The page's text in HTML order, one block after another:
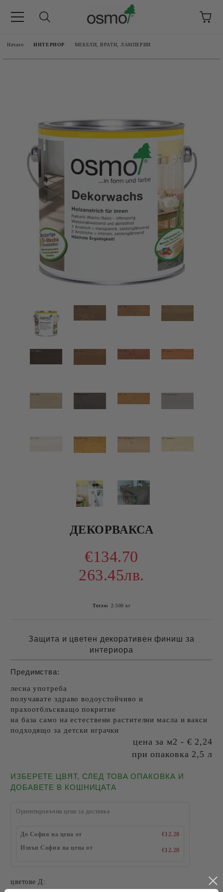
Начало ИНТЕРИОР МЕБЕЛИ, ВРАТИ, ЛАМПЕРИИ
ДЕКОРВАКСА
€134.70
263.45лв.
Тегло: 2.500 кг
Защита и цветен декоративен финиш за
интериора
Предимства:
лесна употреба
получавате здраво водоустойчиво и
прахоотблъскващо покритие
на база само на естествени растителни масла и вакси
подходящо за детски играчки
цена за м2 - € 2,24
при опаковка 2,5 л
ИЗБЕРЕТЕ ЦВЯТ, СЛЕД ТОВА ОПАКОВКА И
ДОБАВЕТЕ В КОШНИЦАТА
Ориентировъчни цени за доставка
До София на цена от
€12.20
Извън София на цена от
€12.20
цветове Д: